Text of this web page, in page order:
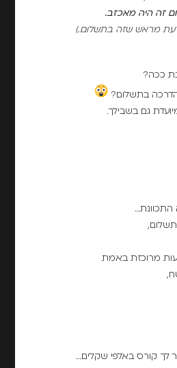
זה היה מאכזב.
מראש שזה בתשלום.)
ככה?
הדרכה בתשלום?
גם בשבילך.
התכוונת…
לך קורס באלפי שקלים…